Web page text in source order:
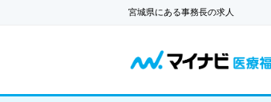
宮城県にある事務長の求人